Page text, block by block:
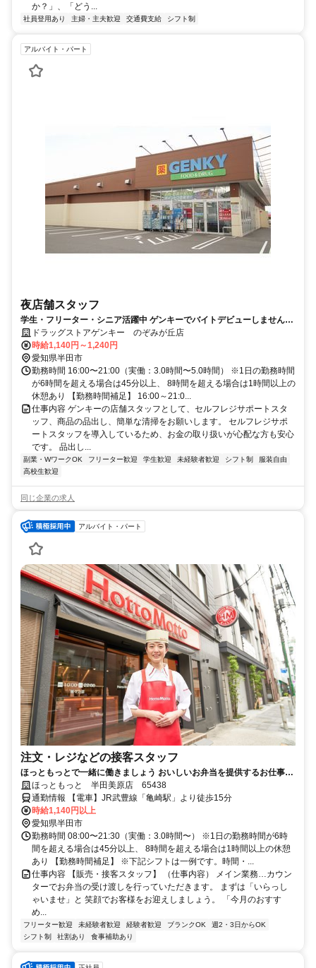
か？」、「どう...
社員登用あり 主婦・主夫歓迎 交通費支給 シフト制
アルバイト・パート
夜店舗スタッフ
学生・フリーター・シニア活躍中 ゲンキーでバイトデビューしません
か？？ドラッグストアゲンキー のぞみが丘店
時給1,140円～1,240円
愛知県半田市
勤務時間 16:00〜21:00（実働：3.0時間〜5.0時間） ※1日の勤務時間
が6時間を超える場合は45分以上、 8時間を超える場合は1時間以上の
休憩あり 【勤務時間補足】 16:00～21:0...
仕事内容 ゲンキーの店舗スタッフとして、セルフレジサポートスタ
ッフ、商品の品出し、簡単な清掃をお願いします。 セルフレジサポ
ートスタッフを導入しているため、お金の取り扱いが心配な方も安心
です。 品出し...
副業・WワークOK フリーター歓迎 学生歓迎 未経験者歓迎 シフト制
服装自由
高校生歓迎
同じ企業の求人
アルバイト・パート
注文・レジなどの接客スタッフ
ほっともっとで一緒に働きましょう おいしいお弁当を提供するお仕事で
す ほっともっと 半田美原店 65438
通勤情報 【電車】JR武豊線「亀崎駅」より徒歩15分
時給1,140円以上
愛知県半田市
勤務時間 08:00〜21:30（実働：3.0時間〜） ※1日の勤務時間が6時
間を超える場合は45分以上、 8時間を超える場合は1時間以上の休憩
あり 【勤務時間補足】 ※下記シフトは一例です。時間・...
仕事内容 【販売・接客スタッフ】 （仕事内容） メイン業務…カウン
ターでお弁当の受け渡しを行っていただきます。 まずは「いらっし
ゃいませ」と 笑顔でお客様をお迎えしましょう。 「今月のおすす
め...
フリーター歓迎 未経験者歓迎 経験者歓迎 ブランクOK
週2・3日からOK
シフト制
社割あり 食事補助あり